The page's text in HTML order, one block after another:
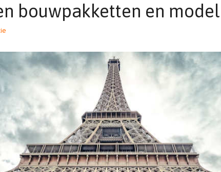
bouwpakketten en